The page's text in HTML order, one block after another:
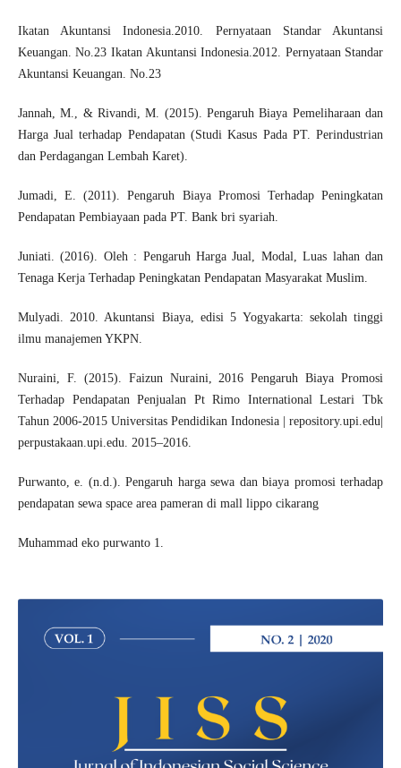
Ikatan Akuntansi Indonesia.2010. Pernyataan Standar Akuntansi
Keuangan. No.23 Ikatan Akuntansi Indonesia.2012. Pernyataan Standar
Akuntansi Keuangan. No.23
Jannah, M., & Rivandi, M. (2015). Pengaruh Biaya Pemeliharaan dan
Harga Jual terhadap Pendapatan (Studi Kasus Pada PT. Perindustrian
dan Perdagangan Lembah Karet).
Jumadi, E. (2011). Pengaruh Biaya Promosi Terhadap Peningkatan
Pendapatan Pembiayaan pada PT. Bank bri syariah.
Juniati. (2016). Oleh : Pengaruh Harga Jual, Modal, Luas lahan dan
Tenaga Kerja Terhadap Peningkatan Pendapatan Masyarakat Muslim.
Mulyadi. 2010. Akuntansi Biaya, edisi 5 Yogyakarta: sekolah tinggi
ilmu manajemen YKPN.
Nuraini, F. (2015). Faizun Nuraini, 2016 Pengaruh Biaya Promosi
Terhadap Pendapatan Penjualan Pt Rimo International Lestari Tbk
Tahun 2006-2015 Universitas Pendidikan Indonesia | repository.upi.edu|
perpustakaan.upi.edu. 2015–2016.
Purwanto, e. (n.d.). Pengaruh harga sewa dan biaya promosi terhadap
pendapatan sewa space area pameran di mall lippo cikarang
Muhammad eko purwanto 1.